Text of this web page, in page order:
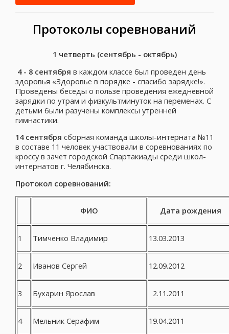
Протоколы соревнований
1 четверть (сентябрь - октябрь)
4 - 8 сентября в каждом классе был проведен день
здоровья «Здоровье в порядке - спасибо зарядке!».
Проведены беседы о пользе проведения ежедневной
зарядки по утрам и физкультминуток на переменах. С
детьми были разучены комплексы утренней
гимнастики.
14 сентября сборная команда школы-интерната №11
в составе 11 человек участвовали в соревнованиях по
кроссу в зачет городской Спартакиады среди школ-
интернатов г. Челябинска.
Протокол соревнований:
ФИО Дата рождения
1 Тимченко Владимир 13.03.2013
2 Иванов Сергей 12.09.2012
3 Бухарин Ярослав 2.11.2011
4 Мельник Серафим 19.04.2011